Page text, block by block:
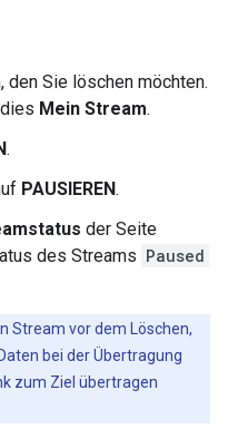
den Sie löschen möchten.
Mein Stream.
.
PAUSIEREN.
der Seite
des Streams Paused
Stream vor dem Löschen,
bei der Übertragung
zum Ziel übertragen